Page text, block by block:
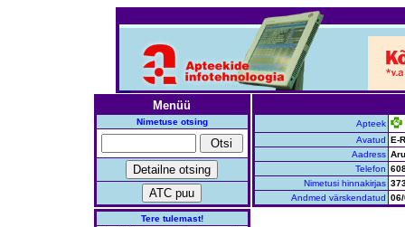
Menüü
Nimetuse otsing
Tere tulemast!
Apteek
Avatud E-
Aadress
Telefon
Nimetusi hinnakirjas
Andmed värskendatud